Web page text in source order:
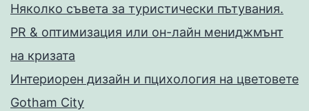
Няколко съвета за туристически пътувания.
PR & оптимизация или он-лайн мениджмънт
на кризата
Интериорен дизайн и пцихология на цветовете
Gotham City